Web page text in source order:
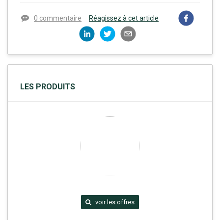
0 commentaire Réagissez à cet article
LES PRODUITS
voir les offres